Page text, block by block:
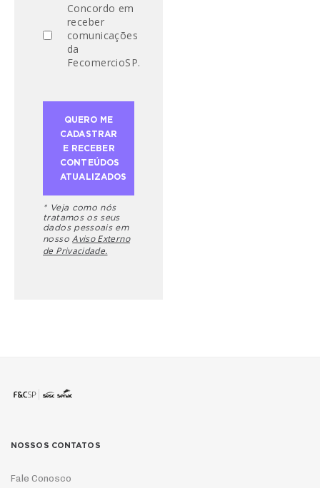
Concordo em
receber
comunicações
da
FecomercioSP.
* Veja como nós
tratamos os seus
dados pessoais em
nosso Aviso Externo
de Privacidade.
NOSSOS CONTATOS
Fale Conosco